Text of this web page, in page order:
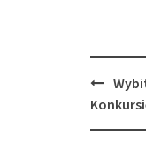
Post